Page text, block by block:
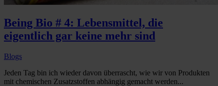
Being Bio # 4: Lebensmittel, die
eigentlich gar keine mehr sind
Blogs
Jeden Tag bin ich wieder davon überrascht, wie wir von Produkten
mit chemischen Zusatzstoffen abhängig gemacht werden...